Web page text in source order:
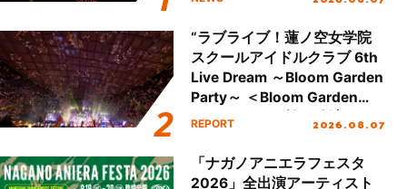
“ラブライブ！蓮ノ空女学院
スクールアイドルクラブ 6th
Live Dream ～Bloom Garden
Party～ ＜Bloom Garden
Party Stage／埼玉公演＞”
REPORT 2026.08.07
「ナガノアニエラフェスタ
2026」全出演アーティスト